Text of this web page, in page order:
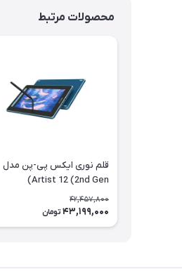
محصولات مرتبط
قلم نوری ایکس پی-پن مدل
Artist 12 (2nd Gen)
42,457,800
43,199,000 تومان